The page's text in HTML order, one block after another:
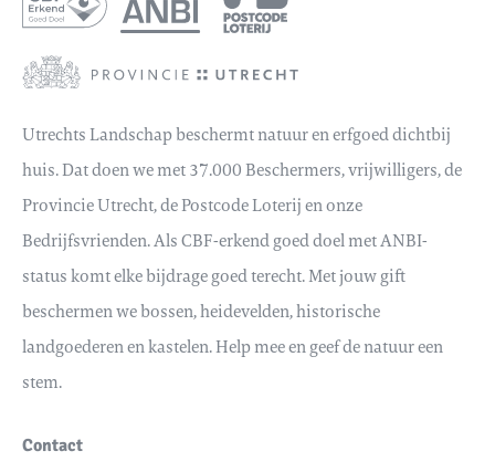
Utrechts Landschap beschermt natuur en erfgoed dichtbij
huis. Dat doen we met 37.000 Beschermers, vrijwilligers, de
Provincie Utrecht, de Postcode Loterij en onze
Bedrijfsvrienden. Als CBF-erkend goed doel met ANBI-
status komt elke bijdrage goed terecht. Met jouw gift
beschermen we bossen, heidevelden, historische
landgoederen en kastelen. Help mee en geef de natuur een
stem.
Contact